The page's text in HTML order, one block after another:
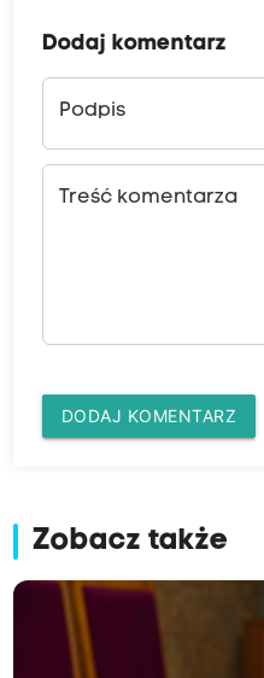
Dodaj komentarz
Podpis
Treść komentarza
DODAJ KOMENTARZ
Zobacz także